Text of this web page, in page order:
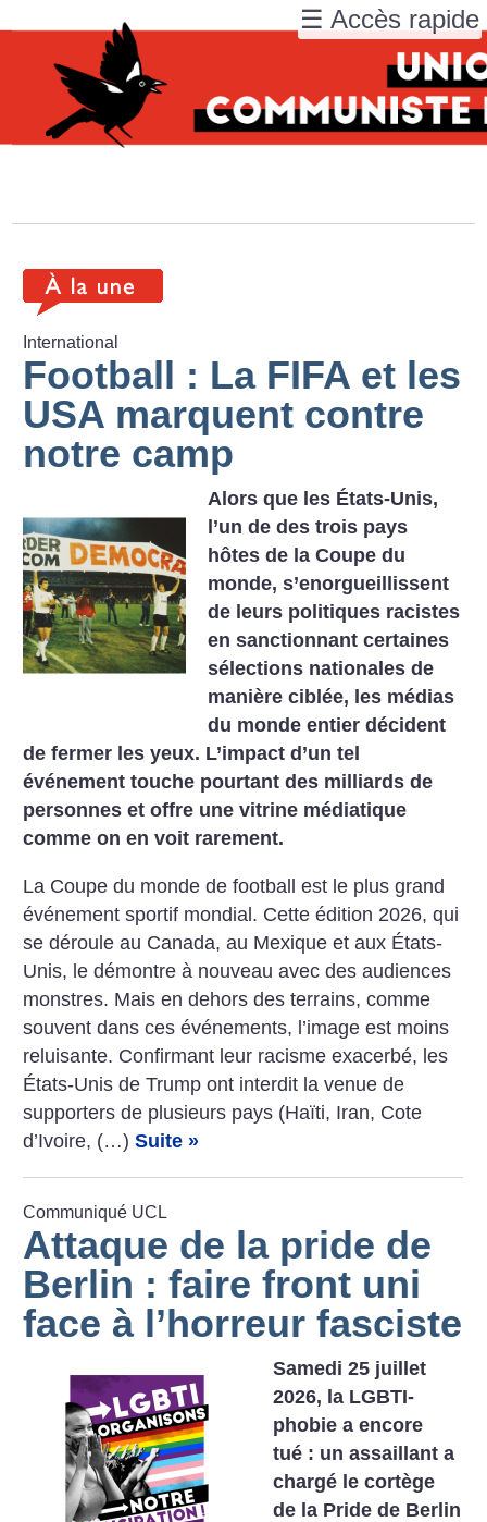
International
Football : La FIFA et les
USA marquent contre
notre camp
Alors que les États-Unis,
l’un de des trois pays
hôtes de la Coupe du
monde, s’enorgueillissent
de leurs politiques racistes
en sanctionnant certaines
sélections nationales de
manière ciblée, les médias
du monde entier décident
de fermer les yeux. L’impact d’un tel
événement touche pourtant des milliards de
personnes et offre une vitrine médiatique
comme on en voit rarement.
La Coupe du monde de football est le plus grand
événement sportif mondial. Cette édition 2026, qui
se déroule au Canada, au Mexique et aux États-
Unis, le démontre à nouveau avec des audiences
­monstres. Mais en dehors des terrains, comme
souvent dans ces événements, l’image est moins
reluisante. Confirmant leur racisme exacerbé, les
États-Unis de Trump ont interdit la venue de
supporters de plusieurs pays (Haïti, Iran, Cote
d’Ivoire, (…)Suite »
Communiqué UCL
Attaque de la pride de
Berlin : faire front uni
face à l’horreur fasciste
Samedi 25 juillet
2026, la LGBTI-
phobie a encore
tué : un assaillant a
chargé le cortège
de la Pride de Berlin
☰ Accès rapide